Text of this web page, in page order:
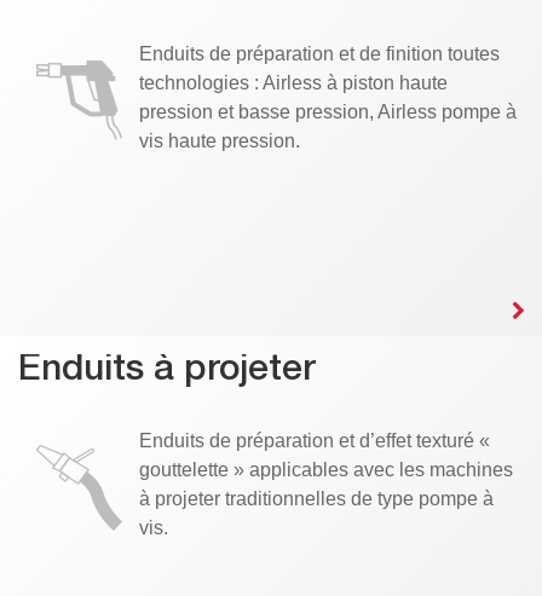
Enduits de préparation et de finition toutes
technologies : Airless à piston haute
pression et basse pression, Airless pompe à
vis haute pression.
Enduits à projeter
Enduits de préparation et d’effet texturé «
gouttelette » applicables avec les machines
à projeter traditionnelles de type pompe à
vis.